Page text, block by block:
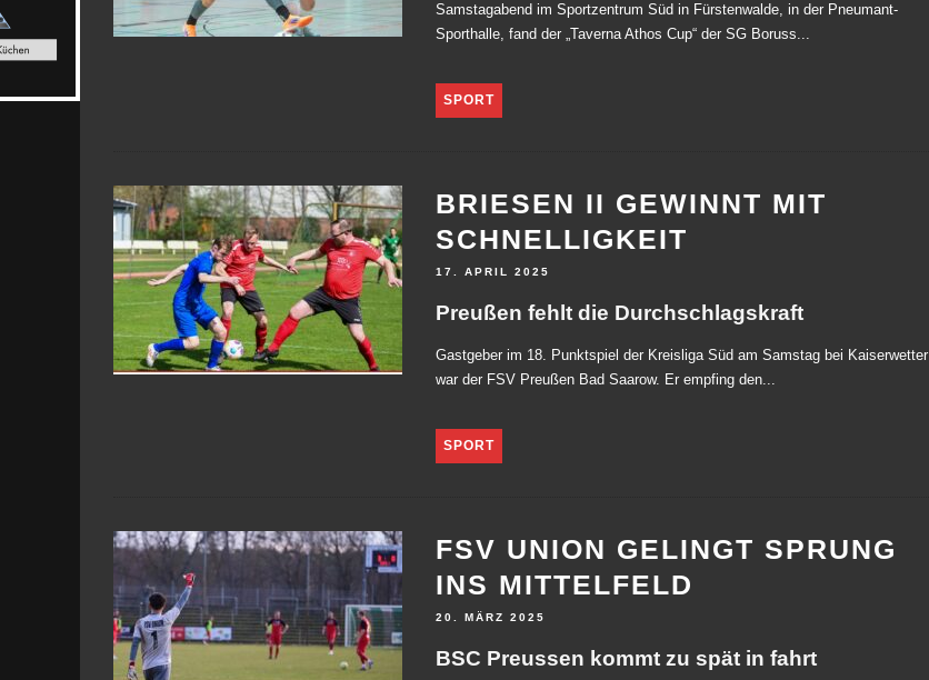
Samstagabend im Sportzentrum Süd in Fürstenwalde, in der Pneumant-
Sporthalle, fand der „Taverna Athos Cup“ der SG Boruss...
SPORT
BRIESEN II GEWINNT MIT
SCHNELLIGKEIT
17. APRIL 2025
Preußen fehlt die Durchschlagskraft
Gastgeber im 18. Punktspiel der Kreisliga Süd am Samstag bei Kaiserwetter
war der FSV Preußen Bad Saarow. Er empfing den...
SPORT
FSV UNION GELINGT SPRUNG
INS MITTELFELD
20. MÄRZ 2025
BSC Preussen kommt zu spät in fahrt